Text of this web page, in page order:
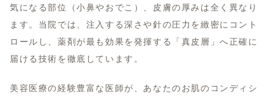
気になる部位（小鼻やおでこ）、皮膚の厚みは全く異なり
ます。当院では、注入する深さや針の圧力を緻密にコント
ロールし、薬剤が最も効果を発揮する「真皮層」へ正確に
届ける技術を徹底しています。
美容医療の経験豊富な医師が、あなたのお肌のコンディシ